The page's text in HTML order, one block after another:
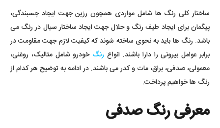
ساختار کلی رنگ ها شامل مواردی همچون رزین جهت ایجاد چسبندگی،
پیگمان برای ایجاد طیف رنگ و حلال جهت ایجاد ساختار سیال در رنگ می
باشد. رنگ ها باید به نحوی ساخته شوند که کیفیت لازم جهت مقاومت در
برابر عوامل بیرونی را دارا باشند. انواع رنگ خودرو شامل متالیک، روغنی،
معمولی، صدفی، براق، مات و کدر می باشند. در ادامه به توضیح هر کدام از
رنگ ها خواهیم پرداخت.
معرفی رنگ صدفی